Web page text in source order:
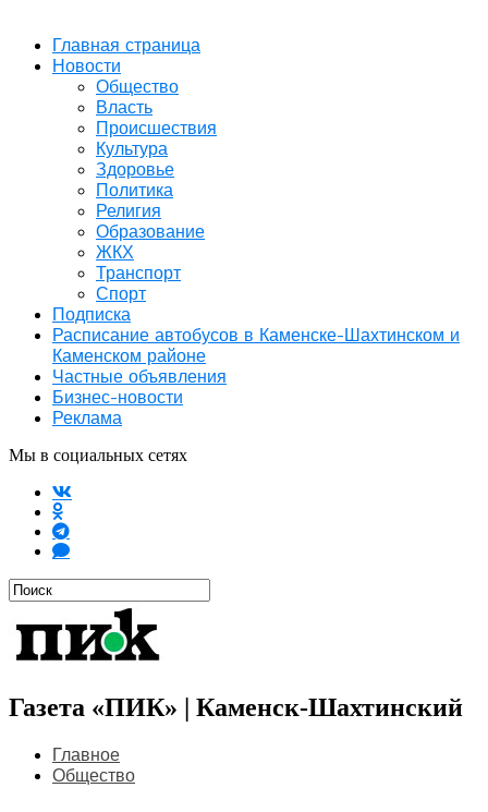
Главная страница
Новости
Общество
Власть
Происшествия
Культура
Здоровье
Политика
Религия
Образование
ЖКХ
Транспорт
Спорт
Подписка
Расписание автобусов в Каменске-Шахтинском и
Каменском районе
Частные объявления
Бизнес-новости
Реклама
Мы в социальных сетях
Газета «ПИК» | Каменск-Шахтинский
Главное
Общество